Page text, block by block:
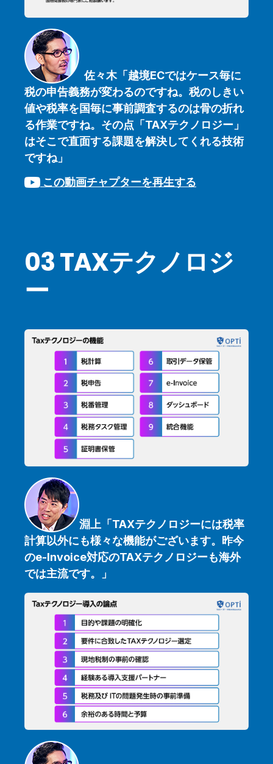
佐々木「越境ECではケース毎に
税の申告義務が変わるのですね。税のしきい
値や税率を国毎に事前調査するのは骨の折れ
る作業ですね。その点「TAXテクノロジー」
はそこで直面する課題を解決してくれる技術
ですね」
この動画チャプターを再生する
03 TAXテクノロジ
ー
淵上「TAXテクノロジーには税率
計算以外にも様々な機能がございます。昨今
のe-Invoice対応のTAXテクノロジーも海外
では主流です。
」